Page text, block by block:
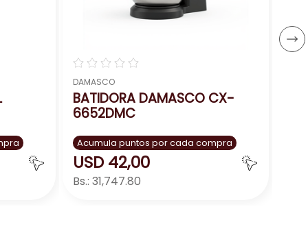
☆☆☆☆☆
DAMASCO
BATIDORA DAMASCO CX-
6652DMC
Acumula puntos por cada compra
USD 42,00
Bs.: 31,747.80
－